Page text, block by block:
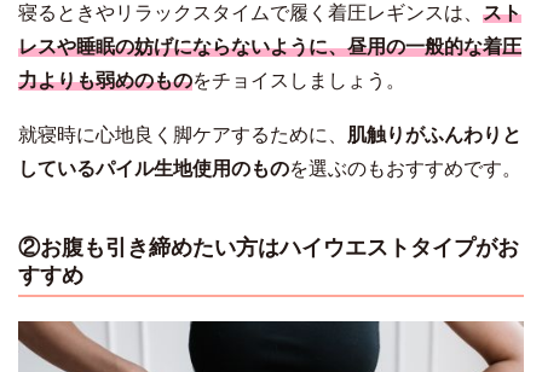
寝るときやリラックスタイムで履く着圧レギンスは、 スト
レスや睡眠の妨げにならないように、昼用の一般的な着圧
力よりも弱めのものをチョイスしましょう。
就寝時に心地良く脚ケアするために、 肌触りがふんわりと
しているパイル生地使用のものを選ぶのもおすすめです。
②お腹も引き締めたい方はハイウエストタイプがお
すすめ